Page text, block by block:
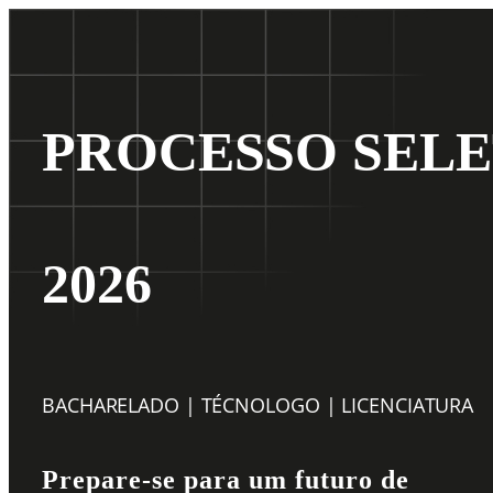
PROCESSO
2026
BACHARELADO | TÉCNOLOGO | LICENCIATURA
Prepare-se para um futuro de